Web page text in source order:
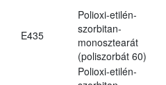
E435
Polioxi-etilén-
szorbitan-
monosztearát
(poliszorbát 60)
Polioxi-etilén-